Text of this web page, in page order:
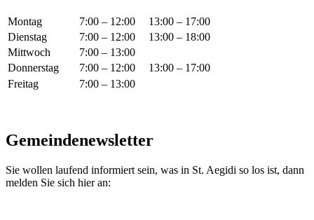
Montag 7:00 – 12:00
13:00 – 17:00
Dienstag
7:00 – 12:00
13:00 – 18:00
Mittwoch
7:00 – 13:00
Donnerstag
7:00 – 12:00
13:00 – 17:00
Freitag
7:00 – 13:00
Gemeindenewsletter
Sie wollen laufend informiert sein, was in St. Aegidi so los ist, dann
melden Sie sich hier an: